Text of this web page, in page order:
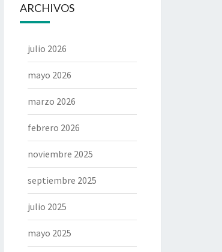
ARCHIVOS
julio 2026
mayo 2026
marzo 2026
febrero 2026
noviembre 2025
septiembre 2025
julio 2025
mayo 2025